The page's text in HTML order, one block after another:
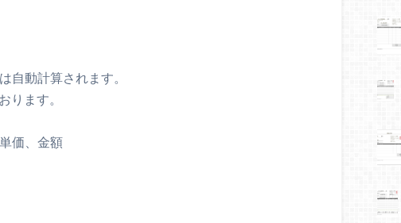
自動計算されます。
ります。
価、金額